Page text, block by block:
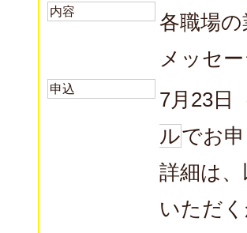
内容
各職場
メッセ
申込
7月23日
ルでお
詳細は
いただ